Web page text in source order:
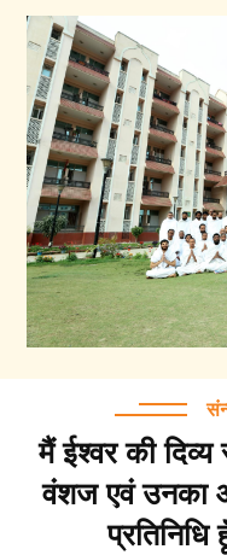
मैं ईश्वर की
वंशज एवं उनका
प्रतिनिधि